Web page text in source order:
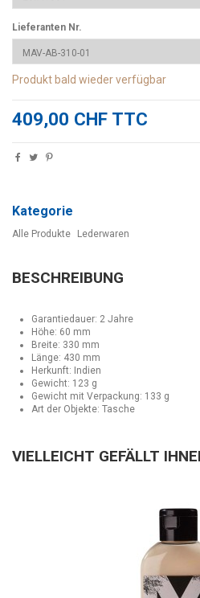
Lieferanten Nr.
Produkt bald wieder verfügbar
409,00 CHF TTC
Kategorie
Alle Produkte Lederwaren
BESCHREIBUNG
Garantiedauer: 2 Jahre
Höhe: 60 mm
Breite: 330 mm
Länge: 430 mm
Herkunft: Indien
Gewicht: 123 g
Gewicht mit Verpackung: 133 g
Art der Objekte: Tasche
VIELLEICHT GEFÄLLT